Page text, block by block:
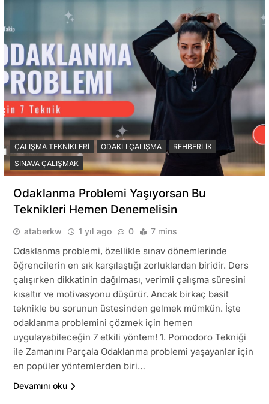
ÇALIŞMA TEKNIKLERI ODAKLI ÇALIŞMA
REHBERLIK
SINAVA ÇALIŞMAK
Odaklanma Problemi Yaşıyorsan Bu
Teknikleri Hemen Denemelisin
ataberkw 1 yıl ago 0 7 mins
Odaklanma problemi, özellikle sınav dönemlerinde
öğrencilerin en sık karşılaştığı zorluklardan biridir. Ders
çalışırken dikkatinin dağılması, verimli çalışma süresini
kısaltır ve motivasyonu düşürür. Ancak birkaç basit
teknikle bu sorunun üstesinden gelmek mümkün. İşte
odaklanma problemini çözmek için hemen
uygulayabileceğin 7 etkili yöntem! 1. Pomodoro Tekniği
ile Zamanını Parçala Odaklanma problemi yaşayanlar için
en popüler yöntemlerden biri…
Devamını oku